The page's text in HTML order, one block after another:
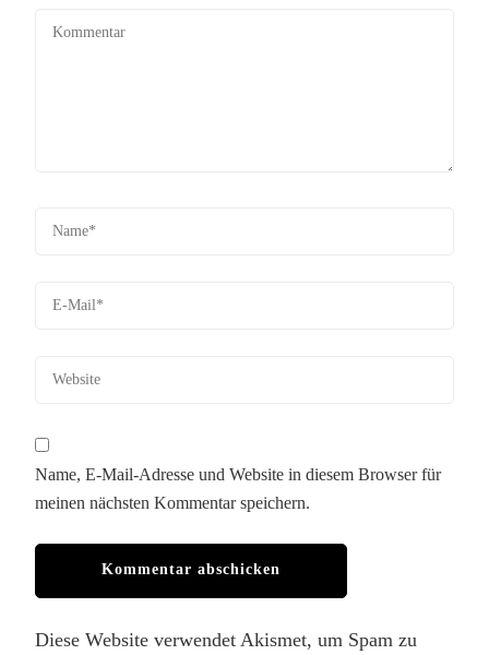
Name, E-Mail-Adresse und Website in diesem Browser für
meinen nächsten Kommentar speichern.
Diese Website verwendet Akismet, um Spam zu